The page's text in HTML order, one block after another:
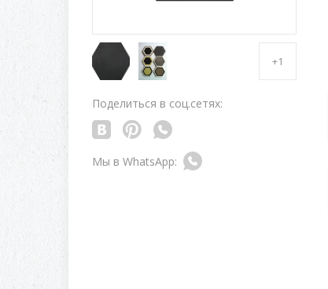
+1
Поделиться в соц.сетях: